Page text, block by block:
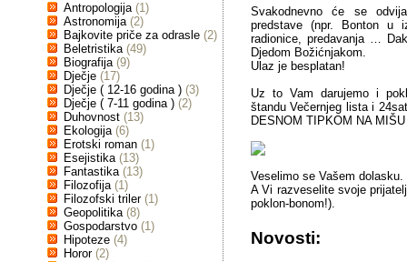
Antropologija (1)
Astronomija (2)
Bajkovite priče za odrasle (2)
Beletristika (49)
Biografija (9)
Dječje (17)
Dječje ( 12-16 godina ) (3)
Dječje ( 7-11 godina ) (2)
Duhovnost (13)
Ekologija (6)
Erotski roman (1)
Esejistika (13)
Fantastika (13)
Filozofija (1)
Filozofski triler (1)
Geopolitika (8)
Gospodarstvo (1)
Hipoteze (4)
Horor (2)
Svakodnevno će se
predstave (npr. Bonton u
radionice, predavanja …
Djedom Božićnjakom.
Ulaz je besplatan!
Uz to Vam darujemo i
štandu Večernjeg lista i
DESNOM TIPKOM NA
Veselimo se Vašem dolasku.
A Vi razveselite svoje
poklon-bonom!).
Novosti: